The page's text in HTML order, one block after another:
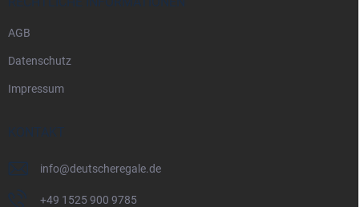
AGB
Datenschutz
Impressum
KONTAKT
info@deutscheregale.de
+49 1525 900 9785